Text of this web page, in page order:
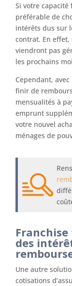
Si votre
préférable de
intérêts dus sur
contrat. En effet,
viendront pas
les prochains
Cependant,
finir de
mensualités à
emprunt
votre nouvel
ménages de
des
Une autre
cotisations